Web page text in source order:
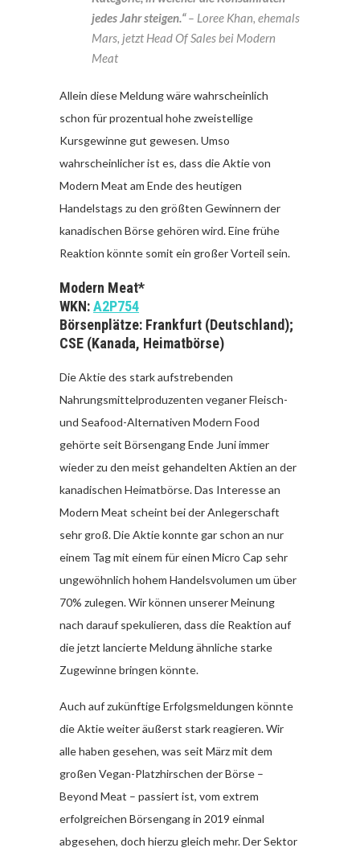
jedes Jahr steigen.“– Loree Khan, ehemals
Mars, jetzt Head Of Sales bei Modern
Meat
Allein diese Meldung wäre wahrscheinlich
schon für prozentual hohe zweistellige
Kursgewinne gut gewesen. Umso
wahrscheinlicher ist es, dass die Aktie von
Modern Meat am Ende des heutigen
Handelstags zu den größten Gewinnern der
kanadischen Börse gehören wird. Eine frühe
Reaktion könnte somit ein großer Vorteil sein.
Modern Meat*
WKN:A2P754
Börsenplätze: Frankfurt (Deutschland);
CSE (Kanada, Heimatbörse)
Die Aktie des stark aufstrebenden
Nahrungsmittelproduzenten veganer Fleisch-
und Seafood-Alternativen Modern Food
gehörte seit Börsengang Ende Juni immer
wieder zu den meist gehandelten Aktien an der
kanadischen Heimatbörse. Das Interesse an
Modern Meat scheint bei der Anlegerschaft
sehr groß. Die Aktie konnte gar schon an nur
einem Tag mit einem für einen Micro Cap sehr
ungewöhnlich hohem Handelsvolumen um über
70% zulegen. Wir können unserer Meinung
nach darauf spekulieren, dass die Reaktion auf
die jetzt lancierte Meldung ähnliche starke
Zugewinne bringen könnte.
Auch auf zukünftige Erfolgsmeldungen könnte
die Aktie weiter äußerst stark reagieren. Wir
alle haben gesehen, was seit März mit dem
großen Vegan-Platzhirschen der Börse –
Beyond Meat – passiert ist, vom extrem
erfolgreichen Börsengang in 2019 einmal
abgesehen, doch hierzu gleich mehr. Der Sektor